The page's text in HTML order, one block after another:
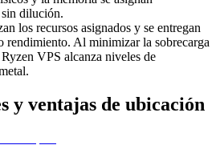
sin dilución.
los recursos asignados y se entregan
rendimiento. Al minimizar la sobrecarga
VPS alcanza niveles de
y ventajas de ubicación